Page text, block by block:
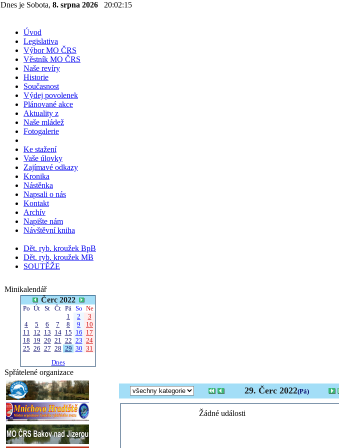
Dnes je Sobota, 8. srpna 2026 20:02:16
Úvod
Legislativa
Výbor MO ČRS
Věstník MO ČRS
Naše revíry
Historie
Současnost
Výdej povolenek
Plánované akce
Aktuality z
Naše mládež
Fotogalerie
Ke stažení
Vaše úlovky
Zajímavé odkazy
Kronika
Nástěnka
Napsali o nás
Kontakt
Archív
Napište nám
Návštěvní kniha
Dět. ryb. kroužek BpB
Dět. ryb. kroužek MB
SOUTĚŽE
Minikalendář
Čerc 2022
Po Út St Čt Pá So Ne
1
2
3
4
5 6 7 8 9
10
11 12 13 14 15 16 17
18 19 20 21 22 23 24
25 26 27 28 29 30 31
Dnes
Spřátelené organizace
29. Čerc 2022(Pá)
Žádné události